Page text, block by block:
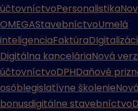
účtovníctvoPersonalistika
OMEGAStavebníctvoUmelá
inteligenciaFaktúra
Digitálna kanceláriaNová
účtovníctvoDPHDaňové
osôblegislatívne školenie
bonusdigitálne stavebníctvo